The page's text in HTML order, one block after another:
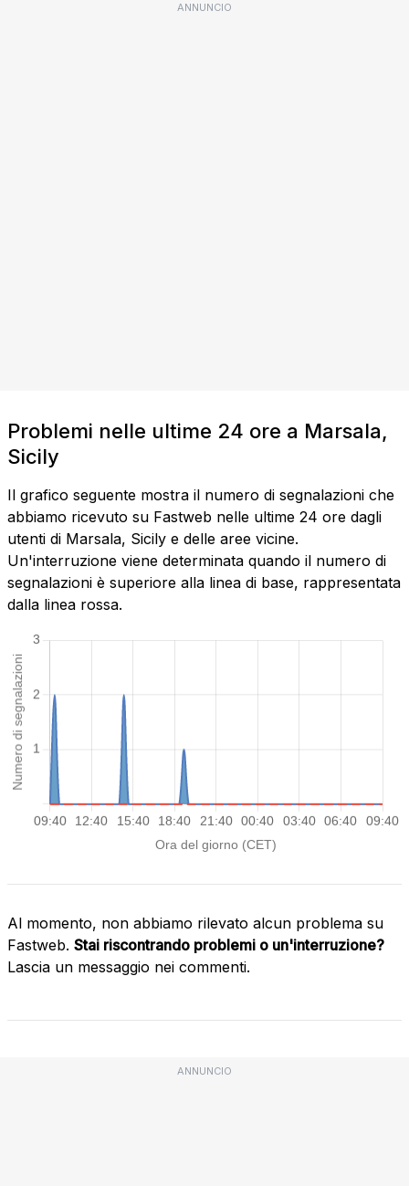
ANNUNCIO
Problemi nelle ultime 24 ore a Marsala,
Sicily
Il grafico seguente mostra il numero di segnalazioni che
abbiamo ricevuto su Fastweb nelle ultime 24 ore dagli
utenti di Marsala, Sicily e delle aree vicine.
Un'interruzione viene determinata quando il numero di
segnalazioni è superiore alla linea di base, rappresentata
dalla linea rossa.
Al momento, non abbiamo rilevato alcun problema su
Fastweb. Stai riscontrando problemi o un'interruzione?
Lascia un messaggio nei commenti.
ANNUNCIO